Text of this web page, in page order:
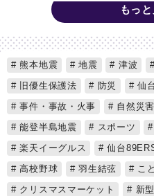
もっ
熊本地震 地震 津波
旧優生保護法
防災 仙
事件・事故・火事
自然災害
能登半島地震
スポーツ
楽天イーグルス
仙台
高校野球
羽生結弦
こ
クリスマスマーケット
新型